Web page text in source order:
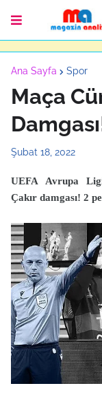
Ana Sayfa Spor
Maça
Şubat 18, 2022
UEFA Avrupa
Çakır damgası! 2